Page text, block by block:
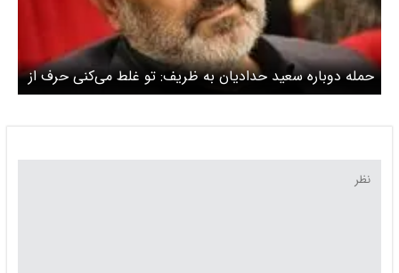
حمله دوباره سعید حدادیان به ظریف: تو غلط می‌کنی حرف از
دموکراسی می‌زنی!